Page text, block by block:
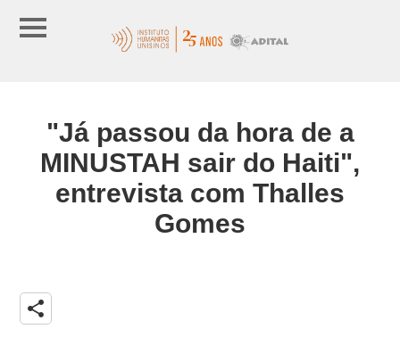
"Já passou da hora de a
MINUSTAH sair do Haiti",
entrevista com Thalles
Gomes
share